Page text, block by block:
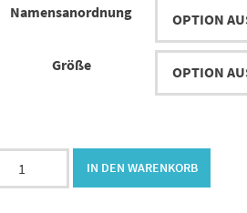
Namensanordnung
Größe
IN DEN WARENKORB